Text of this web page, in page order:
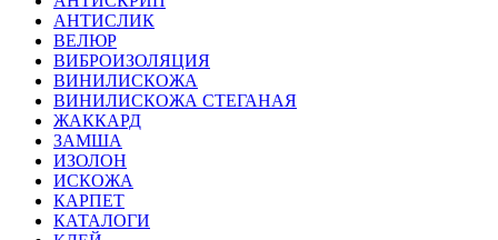
АНТИСЛИК
ВЕЛЮР
ВИБРОИЗОЛЯЦИЯ
ВИНИЛИСКОЖА
ВИНИЛИСКОЖА СТЕГАНАЯ
ЖАККАРД
ЗАМША
ИЗОЛОН
ИСКОЖА
КАРПЕТ
КАТАЛОГИ